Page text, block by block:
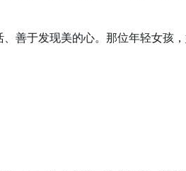
善于发现美的心。那位年轻女孩